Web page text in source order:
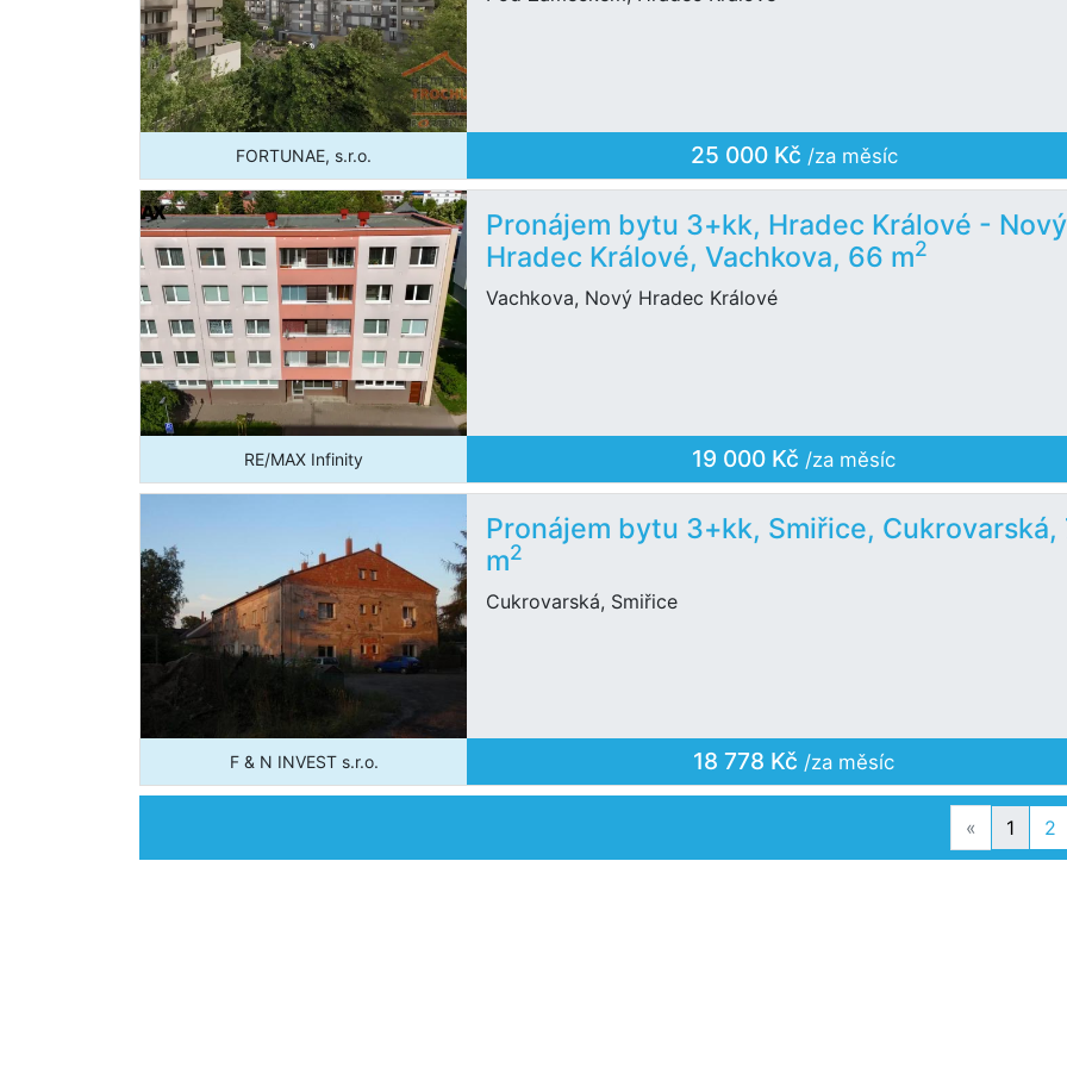
FORTUNAE, s.r.o. 25 000 Kč /za měsíc
Pronájem bytu 3+kk, Hradec Králové - Nový
Hradec Králové, Vachkova, 66 m2
Vachkova, Nový Hradec Králové
RE/MAX Infinity 19 000 Kč /za měsíc
Pronájem bytu 3+kk, Smiřice, Cukrovarská,
m2
Cukrovarská, Smiřice
F & N INVEST s.r.o. 18 778 Kč /za měsíc
« Previous
1 2